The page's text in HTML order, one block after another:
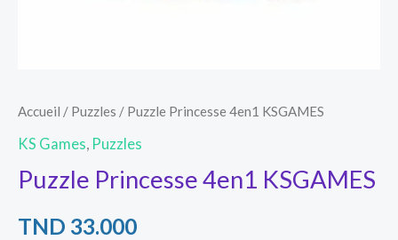
Accueil / Puzzles / Puzzle Princesse 4en1 KSGAMES
KS Games Puzzles
Puzzle Princesse 4en1 KSGAMES
TND 33.000